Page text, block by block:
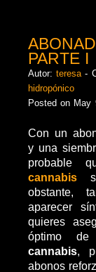
PARTE I
Autor:teresa -
hidropónico
Posted on May
Con un
y una
probable
cannabis
obstante,
aparecer
quieres
óptimo
cannabis ,
abonos